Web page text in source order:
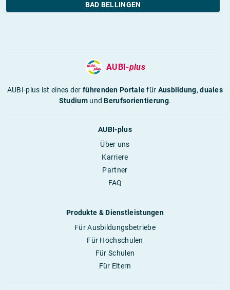
BAD BELLINGEN
AUBI-plus
AUBI-plus ist eines derführenden Portalefür Ausbildung,duales
StudiumundBerufsorientierung.
AUBI-plus
Über uns
Karriere
Partner
FAQ
Produkte & Dienstleistungen
Für Ausbildungsbetriebe
Für Hochschulen
Für Schulen
Für Eltern